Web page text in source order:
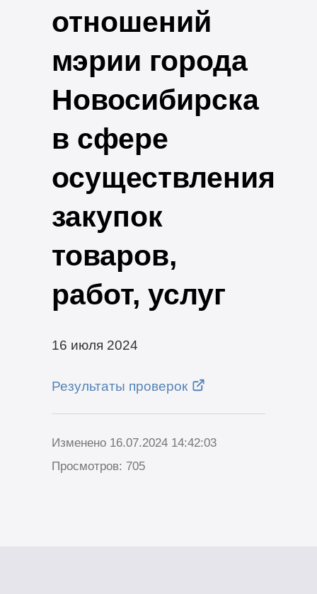
отношений
мэрии города
Новосибирска
в сфере
осуществления
закупок
товаров,
работ, услуг
16 июля 2024
Результаты проверок
Изменено 16.07.2024 14:42:03
Просмотров: 705